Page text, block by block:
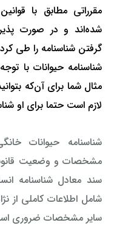
مقرراتی مطابق با
شده‌اند و در صورت
گرفتن شناسنامه را طی
شناسنامه حیوانات با
مثال شما برای آن‌که
لازم است حتما برای او
شناسنامه حیوانات
مشخصات و وضعیت
سند معادل شناسنامه
شامل اطلاعات کاملی از
سایر مشخصات ضروری